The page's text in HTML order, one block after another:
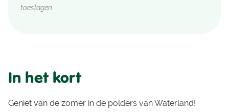
In het kort
Geniet van de zomer in de polders van Waterland!
toeslagen.